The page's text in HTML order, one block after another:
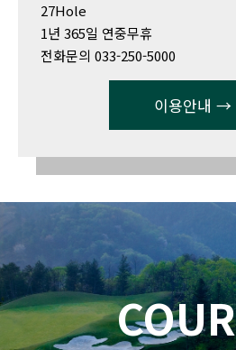
27Hole
1년 365일 연중무휴
전화문의 033-250-5000
이용안내 →